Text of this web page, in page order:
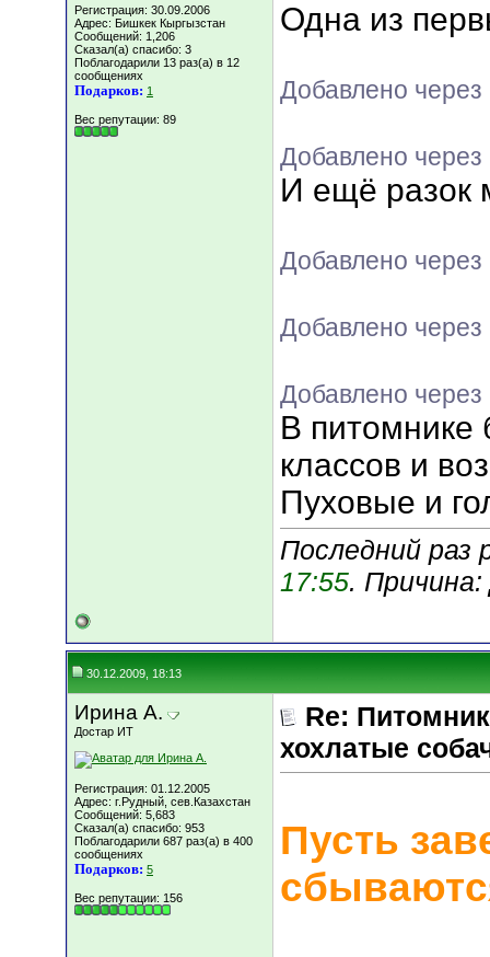
Регистрация: 30.09.2006
Адрес: Бишкек Кыргызстан
Сообщений: 1,206
Сказал(а) спасибо: 3
Поблагодарили 13 раз(а) в 12
сообщениях
Подарков: 1
Вес репутации: 89
Одна из
Добавлено
Добавлено
И ещё разок
Добавлено
Добавлено
Добавлено
В
классов и
Пуховые и
Последний раз
17:55.
30.12.2009, 18:13
Ирина А.
Достар ИТ
Регистрация: 01.12.2005
Адрес: г.Рудный, сев.Казахстан
Сообщений: 5,683
Сказал(а) спасибо: 953
Поблагодарили 687 раз(а) в 400
сообщениях
Подарков: 5
Вес репутации: 156
Re:
хохлатые
Пусть